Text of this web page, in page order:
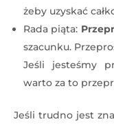
żeby uzyskać
Rada piąta:
szacunku.
Jeśli jesteśmy
warto za to
Jeśli trudno jest